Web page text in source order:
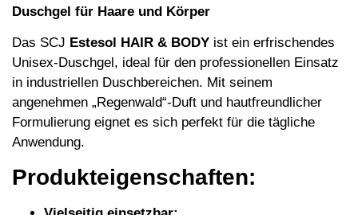
Duschgel für Haare und Körper
Das SCJ Estesol HAIR & BODY ist ein erfrischendes
Unisex-Duschgel, ideal für den professionellen Einsatz
in industriellen Duschbereichen. Mit seinem
angenehmen „Regenwald“-Duft und hautfreundlicher
Formulierung eignet es sich perfekt für die tägliche
Anwendung.
Produkteigenschaften: